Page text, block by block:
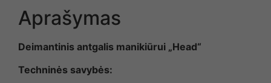
Aprašymas
Deimantinis antgalis manikiūrui „Head“
Techninės savybės: